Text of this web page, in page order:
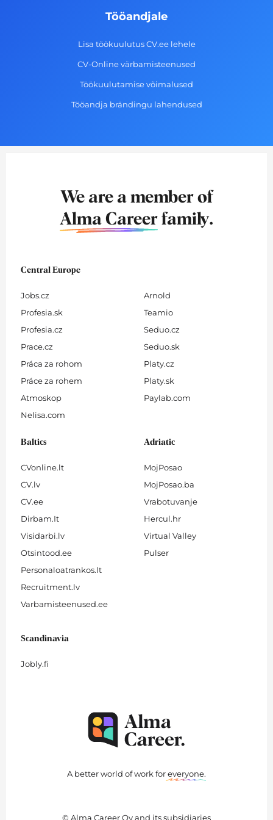
Tööandjale
Lisa töökuulutus CV.ee lehele
CV-Online värbamisteenused
Töökuulutamise võimalused
Tööandja brändingu lahendused
We are a member of
Alma Career family.
Central Europe
Jobs.cz
Profesia.sk
Profesia.cz
Prace.cz
Práca za rohom
Práce za rohem
Atmoskop
Nelisa.com
Arnold
Teamio
Seduo.cz
Seduo.sk
Platy.cz
Platy.sk
Paylab.com
Baltics
CVonline.lt
CV.lv
CV.ee
Dirbam.It
Visidarbi.lv
Otsintood.ee
Personaloatrankos.lt
Recruitment.lv
Varbamisteenused.ee
Adriatic
MojPosao
MojPosao.ba
Vrabotuvanje
Hercul.hr
Virtual Valley
Pulser
Scandinavia
Jobly.fi
A better world of work foreveryone.
© Alma Career Oy and its subsidiaries